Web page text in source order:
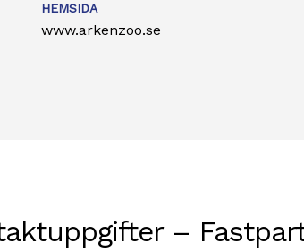
HEMSIDA
www.arkenzoo.se
–